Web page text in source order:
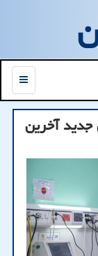
منو
20 مبتلای جدید آخرین